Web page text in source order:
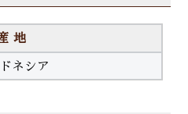
地
ネシア